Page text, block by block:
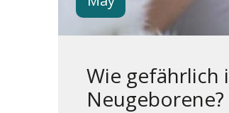
Wie gefährlich
Neugeborene?